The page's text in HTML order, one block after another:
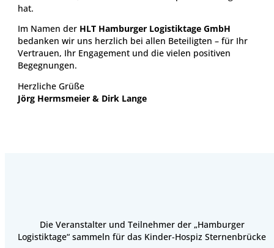
hat.
Im Namen der HLT Hamburger Logistiktage GmbH
bedanken wir uns herzlich bei allen Beteiligten – für Ihr
Vertrauen, Ihr Engagement und die vielen positiven
Begegnungen.
Herzliche Grüße
Jörg Hermsmeier & Dirk Lange
Die Veranstalter und Teilnehmer der „Hamburger
Logistiktage“ sammeln für das Kinder-Hospiz Sternenbrücke